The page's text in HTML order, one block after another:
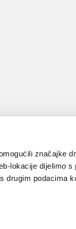
značajke
lokacije dijelimo s
drugim podacima
Važne pravne